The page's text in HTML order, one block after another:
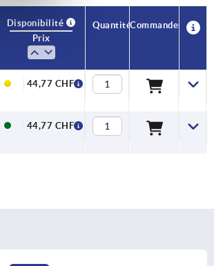
Disponibilité
Prix
QuantitéCommander
44,77 CHF
44,77 CHF